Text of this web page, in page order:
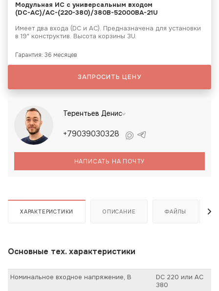
Модульная ИС с универсальным входом
(DC-АС)/AC-(220-380)/380B-52000BA-21U
Имеет два входа (DC и АС). Предназначена для установки
в 19" конструктив. Высота корзины 3U.
Гарантия: 36 месяцев
ЗАПРОСИТЬ ЦЕНУ
Терентьев Денис
+79039030328
НАПИСАТЬ НА ПОЧТУ
ХАРАКТЕРИСТИКИ ОПИСАНИЕ ФАЙЛЫ
Основные тех. характеристики
Номинальное входное напряжение, В
DC 220 или AC
380